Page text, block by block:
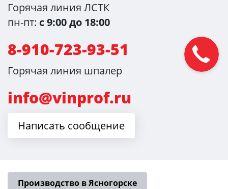
Горячая линия ЛСТК
пн-пт: с 9:00 до 18:00
8-910-723-93-51
Горячая линия шпалер
info@vinprof.ru
Написать сообщение
Производство в Ясногорске